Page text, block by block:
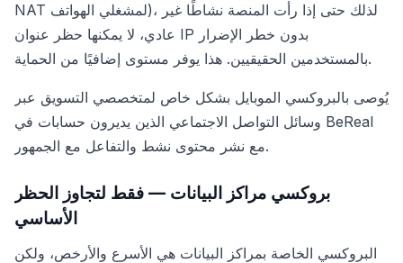
NAT لمشغلي الهواتف)، لذلك حتى إذا رأت المنصة نشاطًا غير
عادي، لا يمكنها حظر عنوان IP بدون خطر الإضرار
بالمستخدمين الحقيقيين. هذا يوفر مستوى إضافيًا من الحماية.
يُوصى بالبروكسي الموبايل بشكل خاص لمتخصصي التسويق عبر
وسائل التواصل الاجتماعي الذين يديرون حسابات في BeReal
مع نشر محتوى نشط والتفاعل مع الجمهور.
بروكسي مراكز البيانات — فقط لتجاوز الحظر
الأساسي
البروكسي الخاصة بمراكز البيانات هي الأسرع والأرخص، ولكن